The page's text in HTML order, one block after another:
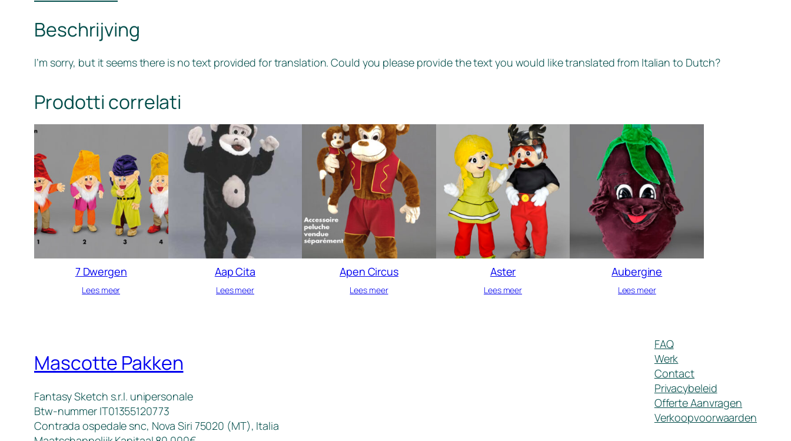
Beschrijving
I’m sorry, but it seems there is no text provided for translation. Could you please provide the text you would like translated from Italian to Dutch?
Prodotti correlati
7 Dwergen
Lees meer
Aap Cita
Lees meer
Apen Circus
Lees meer
Aster
Lees meer
Aubergine
Lees meer
Mascotte Pakken
Fantasy Sketch s.r.l. unipersonale
Btw-nummer IT01355120773
Contrada ospedale snc, Nova Siri 75020 (MT), Italia
FAQ
Werk
Contact
Privacybeleid
Offerte Aanvragen
Verkoopvoorwaarden